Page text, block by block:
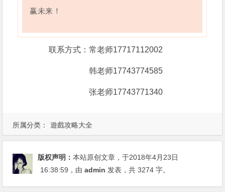
所属分类： 遊戲攻略大全
赢未来！
联系方式：常老师17717112002
韩老师17743774585
张老师17743771340
版权声明：本站原创文章，于2018年4月23日
16:38:59 ，由admin 发表，共 3274 字。